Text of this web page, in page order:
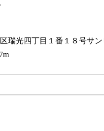
瑞光四丁目１番１８号サ